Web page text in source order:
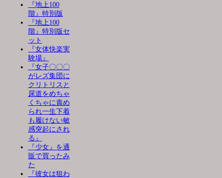
『地上100
階』特別版
『地上100
階』特別版セ
ット
『女体快楽実
験場』
『女子〇〇〇
がレズ集団に
クリトリスと
尿道をめちゃ
くちゃに責め
られ一生下着
も履けない敏
感突起にされ
る』
『少女』を通
販で買ったみ
た
『彼女は狙わ